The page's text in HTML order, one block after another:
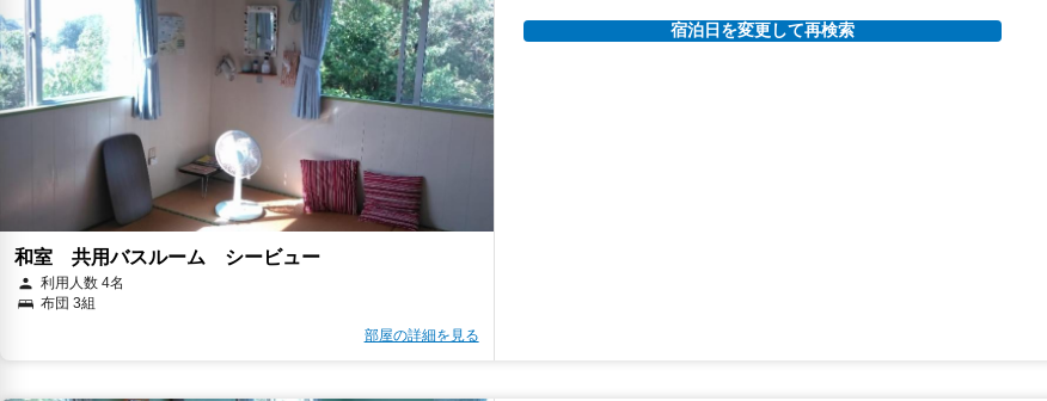
和室 共用バスルーム シービュー
利用人数 4名
布団 3組
部屋の詳細を見る
宿泊日を変更して再検索